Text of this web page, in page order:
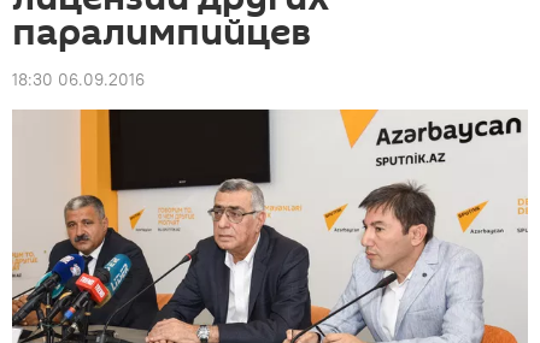
паралимпийцев
18:30 06.09.2016